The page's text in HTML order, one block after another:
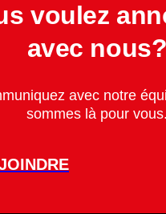
voulez
avec nous?
avec notre
sommes là pour vous.